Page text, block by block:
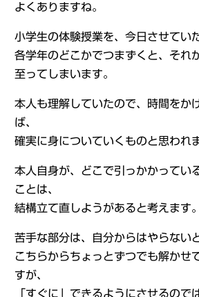
よくありますね。
小学生の体験授業を、今日させてい
各学年のどこかでつまずくと、それ
至ってしまいます。
本人も理解していたので、時間をか
ば、
確実に身についていくものと思われ
本人自身が、どこで引っかかってい
ことは、
結構立て直しようがあると考えます。
苦手な部分は、自分からはやらない
こちらからちょっとずつでも解かせ
すが、
「すぐに」できるようにさせるので